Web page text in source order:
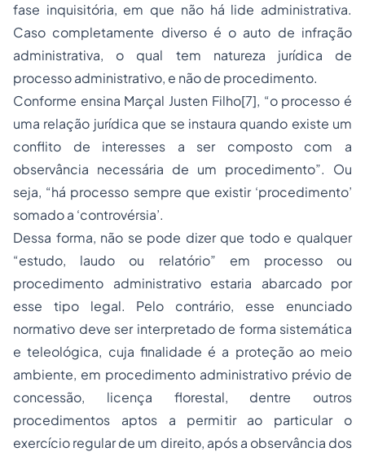
fase inquisitória, em que não há lide administrativa.
Caso completamente diverso é o auto de infração
administrativa, o qual tem natureza jurídica de
processo administrativo, e não de procedimento.
Conforme ensina Marçal Justen Filho[7], “o processo é
uma relação jurídica que se instaura quando existe um
conflito de interesses a ser composto com a
observância necessária de um procedimento”. Ou
seja, “há processo sempre que existir ‘procedimento’
somado a ‘controvérsia’.
Dessa forma, não se pode dizer que todo e qualquer
“estudo, laudo ou relatório” em processo ou
procedimento administrativo estaria abarcado por
esse tipo legal. Pelo contrário, esse enunciado
normativo deve ser interpretado de forma sistemática
e teleológica, cuja finalidade é a proteção ao meio
ambiente, em procedimento administrativo prévio de
concessão, licença florestal, dentre outros
procedimentos aptos a permitir ao particular o
exercício regular de um direito, após a observância dos